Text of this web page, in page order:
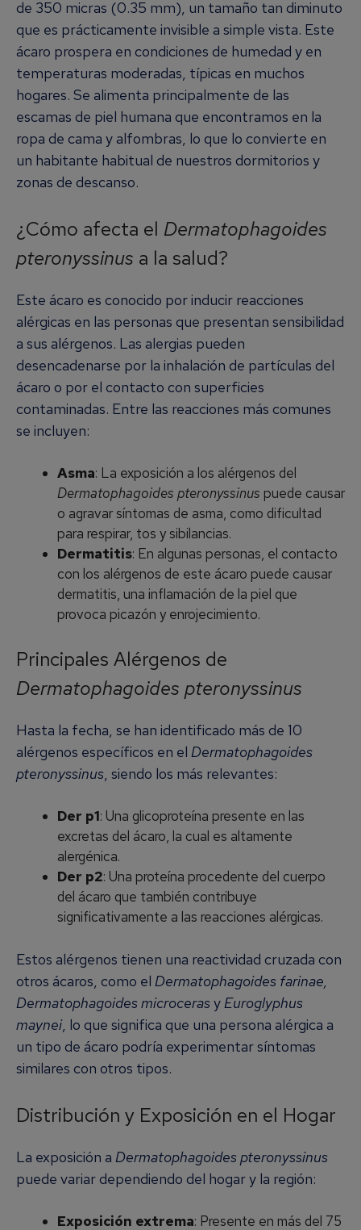
de 350 micras (0.35 mm), un tamaño tan diminuto
que es prácticamente invisible a simple vista. Este
ácaro prospera en condiciones de humedad y en
temperaturas moderadas, típicas en muchos
hogares. Se alimenta principalmente de las
escamas de piel humana que encontramos en la
ropa de cama y alfombras, lo que lo convierte en
un habitante habitual de nuestros dormitorios y
zonas de descanso.
¿Cómo afecta el Dermatophagoides
pteronyssinus a la salud?
Este ácaro es conocido por inducir reacciones
alérgicas en las personas que presentan sensibilidad
a sus alérgenos. Las alergias pueden
desencadenarse por la inhalación de partículas del
ácaro o por el contacto con superficies
contaminadas. Entre las reacciones más comunes
se incluyen:
Asma: La exposición a los alérgenos del
Dermatophagoides pteronyssinus puede causar
o agravar síntomas de asma, como dificultad
para respirar, tos y sibilancias.
Dermatitis: En algunas personas, el contacto
con los alérgenos de este ácaro puede causar
dermatitis, una inflamación de la piel que
provoca picazón y enrojecimiento.
Principales Alérgenos de
Dermatophagoides pteronyssinus
Hasta la fecha, se han identificado más de 10
alérgenos específicos en el Dermatophagoides
pteronyssinus, siendo los más relevantes:
Der p1: Una glicoproteína presente en las
excretas del ácaro, la cual es altamente
alergénica.
Der p2: Una proteína procedente del cuerpo
del ácaro que también contribuye
significativamente a las reacciones alérgicas.
Estos alérgenos tienen una reactividad cruzada con
otros ácaros, como el Dermatophagoides farinae,
Dermatophagoides microcerasyEuroglyphus
maynei, lo que significa que una persona alérgica a
un tipo de ácaro podría experimentar síntomas
similares con otros tipos.
Distribución y Exposición en el Hogar
La exposición a Dermatophagoides pteronyssinus
puede variar dependiendo del hogar y la región:
Exposición extrema: Presente en más del 75